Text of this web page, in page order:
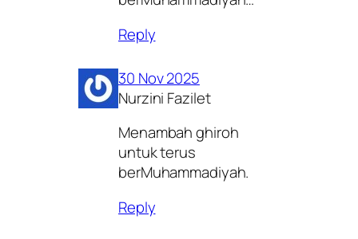
Reply
30 Nov 2025
Nurzini Fazilet
Menambah ghiroh
untuk terus
berMuhammadiyah.
Reply